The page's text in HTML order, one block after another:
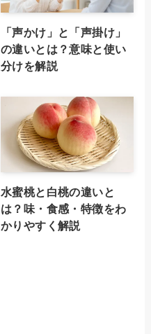
「声かけ」と「声掛け」
の違いとは？意味と使い
分けを解説
水蜜桃と白桃の違いと
は？味・食感・特徴をわ
かりやすく解説